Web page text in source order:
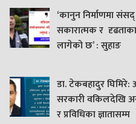
‘कानुन निर्माणमा संसद्
सकारात्मक र
लागेको छ’ : सुहाङ
डा. टेकबहादुर
सरकारी वकिलदेखि
र प्रविधिका ज्ञातासम्म